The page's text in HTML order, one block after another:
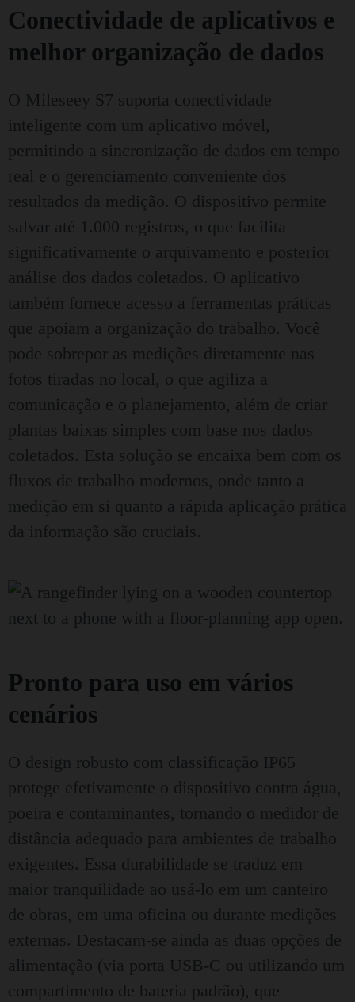
Conectividade de aplicativos e
melhor organização de dados
O Mileseey S7 suporta conectividade
inteligente com um aplicativo móvel,
permitindo a sincronização de dados em tempo
real e o gerenciamento conveniente dos
resultados da medição. O dispositivo permite
salvar até 1.000 registros, o que facilita
significativamente o arquivamento e posterior
análise dos dados coletados. O aplicativo
também fornece acesso a ferramentas práticas
que apoiam a organização do trabalho. Você
pode sobrepor as medições diretamente nas
fotos tiradas no local, o que agiliza a
comunicação e o planejamento, além de criar
plantas baixas simples com base nos dados
coletados. Esta solução se encaixa bem com os
fluxos de trabalho modernos, onde tanto a
medição em si quanto a rápida aplicação prática
da informação são cruciais.
Pronto para uso em vários
cenários
O design robusto com classificação IP65
protege efetivamente o dispositivo contra água,
poeira e contaminantes, tornando o medidor de
distância adequado para ambientes de trabalho
exigentes. Essa durabilidade se traduz em
maior tranquilidade ao usá-lo em um canteiro
de obras, em uma oficina ou durante medições
externas. Destacam-se ainda as duas opções de
alimentação (via porta USB-C ou utilizando um
compartimento de bateria padrão), que